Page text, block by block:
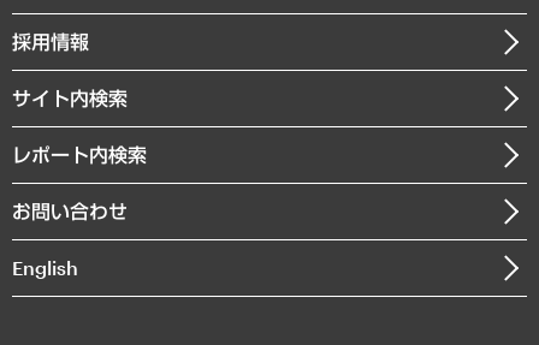
GRC（ガバナンス・リスク・コンプライアンス）・防災（政策）
経済・産業・雇用・労働
まちづくり・観光・交通・スポーツ・スマートシティ
自然資源・農林水産業・食料システム
経営用語集
受託・受注実績（官公庁関連）
メディア掲載・出演
社長メッセージ
会社概要
沿革
組織図・本部部室紹介
インドネシア現地法人
ニュースリリース
お知らせ
採用情報
サイト内検索
レポート内検索
お問い合わせ
English